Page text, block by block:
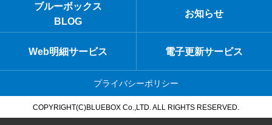
ブルーボックス
BLOG
お知らせ
Web明細サービス 電子更新サービス
プライバシーポリシー
COPYRIGHT(C)BLUEBOX Co.,LTD. ALL RIGHTS RESERVED.